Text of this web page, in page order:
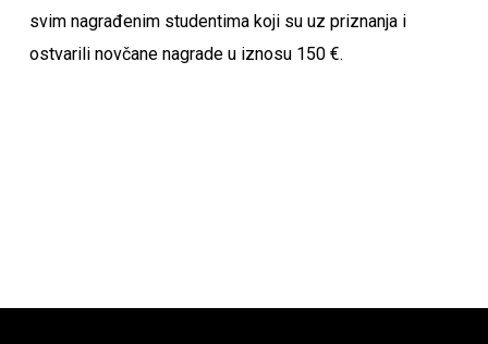
svim nagrađenim studentima koji su uz priznanja i
ostvarili novčane nagrade u iznosu 150 €.